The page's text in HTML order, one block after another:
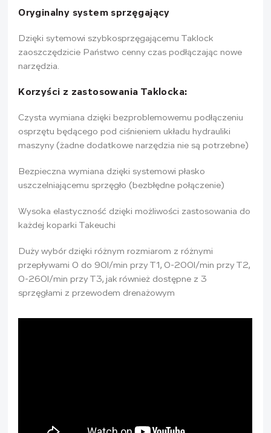
Oryginalny system sprzęgający
Dzięki sytemowi szybkosprzęgającemu Taklock
zaoszczędzicie Państwo cenny czas podłączając nowe
narzędzia.
Korzyści z zastosowania Taklocka:
Czysta wymiana dzięki bezproblemowemu podłączeniu
osprzętu będącego pod ciśnieniem układu hydrauliki
maszyny (żadne dodatkowe narzędzia nie są potrzebne)
Bezpieczna wymiana dzięki systemowi płasko
uszczelniającemu sprzęgło (bezbłędne połączenie)
Wysoka elastyczność dzięki możliwości zastosowania do
każdej koparki Takeuchi
Duży wybór dzięki różnym rozmiarom z różnymi
przepływami 0 do 90l/min przy T1, 0-200l/min przy T2,
0-260l/min przy T3, jak również dostępne z 3
sprzęgłami z przewodem drenażowym